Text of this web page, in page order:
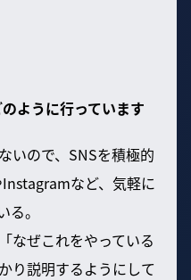
ように行っています
いので、SNSを積極的
など、気軽に
。
なぜこれをやっている
り説明するようにして